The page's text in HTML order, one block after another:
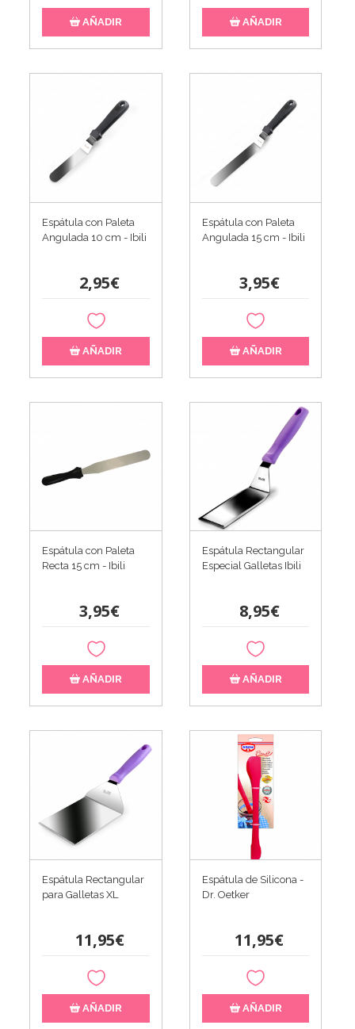
AÑADIR AÑADIR
Espátula con Paleta
Angulada 10 cm - Ibili
2,95€
AÑADIR
Espátula con Paleta
Angulada 15 cm - Ibili
3,95€
AÑADIR
Espátula con Paleta
Recta 15 cm - Ibili
3,95€
AÑADIR
Espátula Rectangular
Especial Galletas Ibili
8,95€
AÑADIR
Espátula Rectangular
para Galletas XL
11,95€
AÑADIR
Espátula de Silicona -
Dr. Oetker
11,95€
AÑADIR